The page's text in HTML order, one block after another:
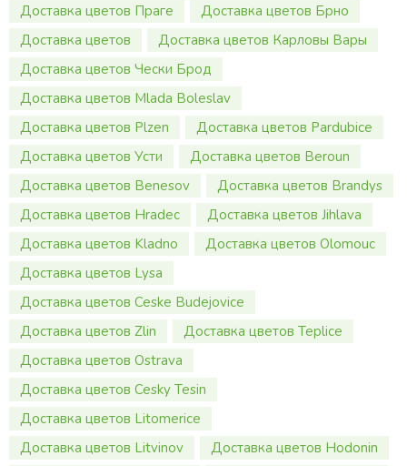
Доставка цветов Праге
Доставка цветов Брно
Доставка цветов
Доставка цветов Карловы Вары
Доставка цветов Чески Брод
Доставка цветов Mlada Boleslav
Доставка цветов Plzen
Доставка цветов Pardubice
Доставка цветов Усти
Доставка цветов Beroun
Доставка цветов Benesov
Доставка цветов Brandys
Доставка цветов Hradec
Доставка цветов Jihlava
Доставка цветов Kladno
Доставка цветов Olomouc
Доставка цветов Lysa
Доставка цветов Ceske Budejovice
Доставка цветов Zlin
Доставка цветов Teplice
Доставка цветов Ostrava
Доставка цветов Cesky Tesin
Доставка цветов Litomerice
Доставка цветов Litvinov
Доставка цветов Hodonin